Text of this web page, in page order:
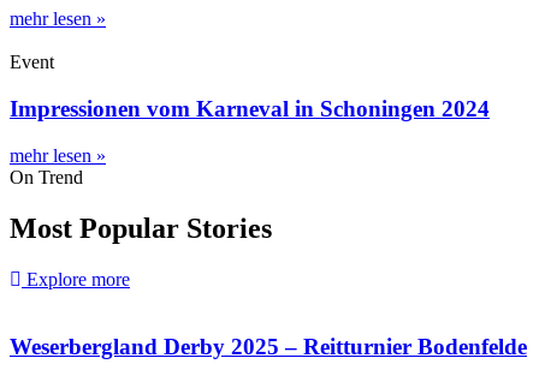
mehr lesen »
Event
Impressionen vom Karneval in Schoningen 2024
mehr lesen »
On Trend
Most Popular Stories
Explore more
Weserbergland Derby 2025 – Reitturnier Bodenfelde